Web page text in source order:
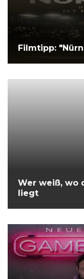
Filmtipp:
Wer weiß, wo
liegt